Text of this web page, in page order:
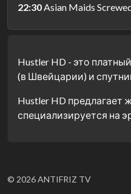
22:30Asian Maids
Hustler HD - это
(в Швейцарии) и
Hustler HD
специализируется на
© 2026 ANTIFRIZ TV